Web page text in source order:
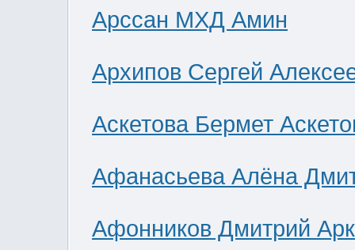
Арссан МХД Амин
Архипов Сергей
Аскетова Бермет
Афанасьева Алёна
Афонников Дмитрий